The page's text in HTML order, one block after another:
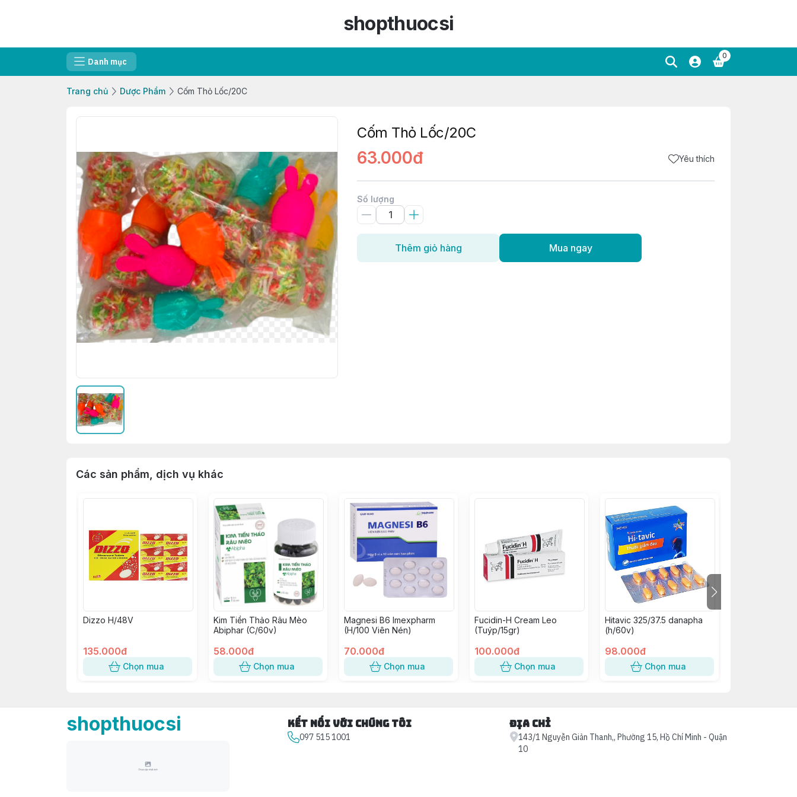
shopthuocsi
Danh mục
0
Trang chủ Dược Phẩm Cốm Thỏ Lốc/20C
Cốm Thỏ Lốc/20C
63.000đ Yêu thích
Số lượng
Thêm giỏ hàng Mua ngay
Các sản phẩm, dịch vụ khác
Dizzo H/48V
135.000đ
Chọn mua
Kim Tiền Thảo Râu Mèo
Abiphar (C/60v)
58.000đ
Chọn mua
Magnesi B6 Imexpharm
(H/100 Viên Nén)
70.000đ
Chọn mua
Fucidin-H Cream Leo
(Tuýp/15gr)
100.000đ
Chọn mua
Hitavic 325/37.5 danapha
(h/60v)
98.000đ
Chọn mua
shopthuocsi Kết nối với chúng tôi
097 515 1001
Địa chỉ
143/1 Nguyễn Giản Thanh,, Phường 15, Hồ Chí Minh - Quận
10